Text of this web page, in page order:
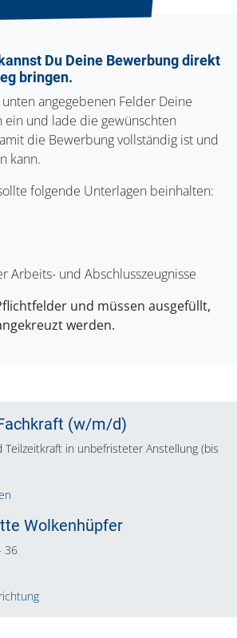
Du Deine Bewerbung direkt
bringen.
angegebenen Felder Deine
ein und lade die gewünschten
die Bewerbung vollständig ist und
kann.
folgende Unterlagen beinhalten:
Arbeits- und Abschlusszeugnisse
und müssen ausgefüllt,
werden.
(w/m/d)
Teilzeitkraft in unbefristeter Anstellung (bis
Wolkenhüpfer
36